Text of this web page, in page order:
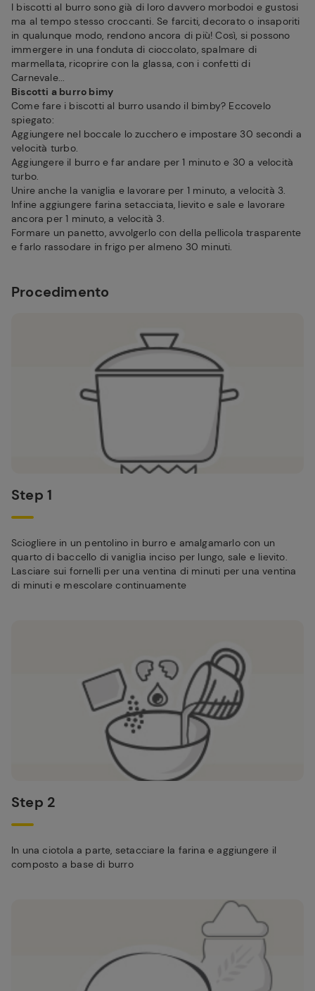
I biscotti al burro sono già di loro davvero morbodoi e gustosi
ma al tempo stesso croccanti. Se farciti, decorato o insaporiti
in qualunque modo, rendono ancora di più! Così, si possono
immergere in una fonduta di cioccolato, spalmare di
marmellata, ricoprire con la glassa, con i confetti di
Carnevale...
Biscotti a burro bimy
Come fare i biscotti al burro usando il bimby? Eccovelo
spiegato:
Aggiungere nel boccale lo zucchero e impostare 30 secondi a
velocità turbo.
Aggiungere il burro e far andare per 1 minuto e 30 a velocità
turbo.
Unire anche la vaniglia e lavorare per 1 minuto, a velocità 3.
Infine aggiungere farina setacciata, lievito e sale e lavorare
ancora per 1 minuto, a velocità 3.
Formare un panetto, avvolgerlo con della pellicola trasparente
e farlo rassodare in frigo per almeno 30 minuti.
Procedimento
Step 1
Sciogliere in un pentolino in burro e amalgamarlo con un
quarto di baccello di vaniglia inciso per lungo, sale e lievito.
Lasciare sui fornelli per una ventina di minuti per una ventina
di minuti e mescolare continuamente
Step 2
In una ciotola a parte, setacciare la farina e aggiungere il
composto a base di burro